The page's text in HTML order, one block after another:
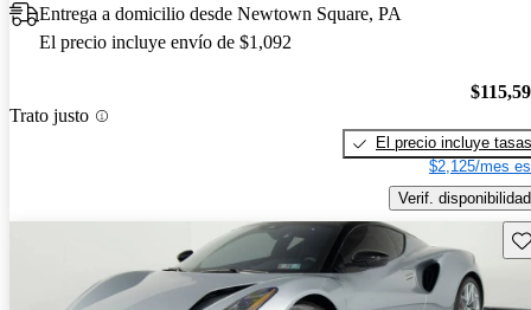
Entrega a domicilio desde Newtown Square, PA
El precio incluye envío de $1,092
Trato justo
El precio incluye tasas
$2,125/mes
Verif. disponibilidad